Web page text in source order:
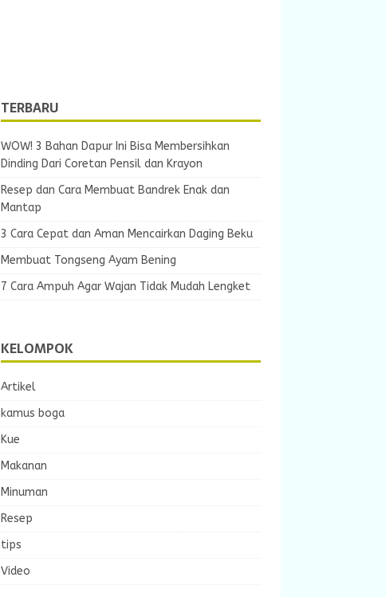
TERBARU
WOW! 3 Bahan Dapur Ini Bisa Membersihkan
Dinding Dari Coretan Pensil dan Krayon
Resep dan Cara Membuat Bandrek Enak dan
Mantap
3 Cara Cepat dan Aman Mencairkan Daging Beku
Membuat Tongseng Ayam Bening
7 Cara Ampuh Agar Wajan Tidak Mudah Lengket
KELOMPOK
Artikel
kamus boga
Kue
Makanan
Minuman
Resep
tips
Video